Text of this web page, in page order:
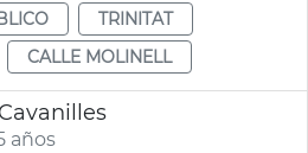
TRINITAT
CALLE MOLINELL
años